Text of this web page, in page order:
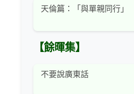
天倫篇：「與單親同行」
【餘暉集】
不要說廣東話